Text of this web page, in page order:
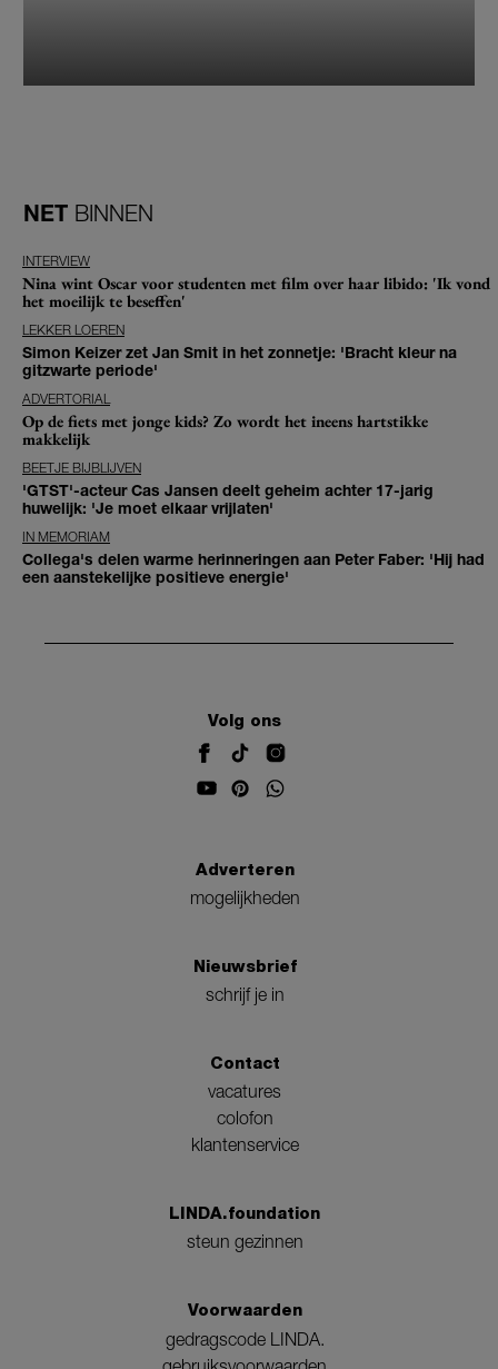
NET BINNEN
INTERVIEW
Nina wint Oscar voor studenten met film over haar libido: 'Ik vond
het moeilijk te beseffen'
LEKKER LOEREN
Simon Keizer zet Jan Smit in het zonnetje: 'Bracht kleur na
gitzwarte periode'
ADVERTORIAL
Op de fiets met jonge kids? Zo wordt het ineens hartstikke
makkelijk
BEETJE BIJBLIJVEN
'GTST'-acteur Cas Jansen deelt geheim achter 17-jarig
huwelijk: 'Je moet elkaar vrijlaten'
IN MEMORIAM
Collega's delen warme herinneringen aan Peter Faber: 'Hij had
een aanstekelijke positieve energie'
Volg ons
Adverteren
mogelijkheden
Nieuwsbrief
schrijf je in
Contact
vacatures
colofon
klantenservice
LINDA.foundation
steun gezinnen
Voorwaarden
gedragscode LINDA.